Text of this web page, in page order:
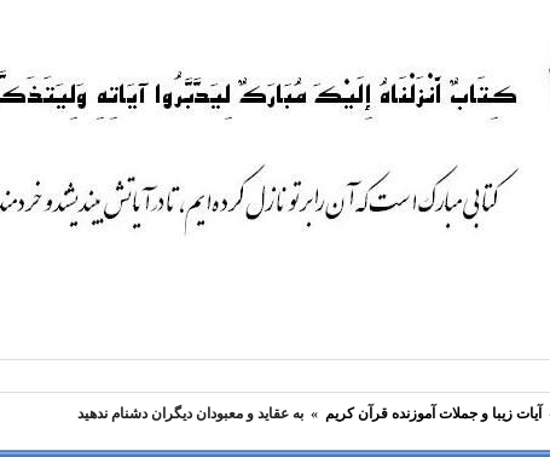
آيات زیبا و جملات آموزنده قرآن كريم » به عقاید و معبودان دیگران دشنام ندهید